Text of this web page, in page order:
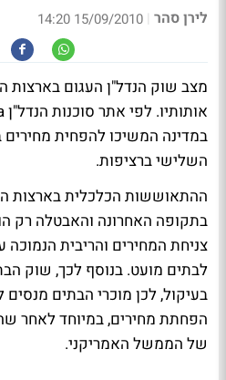
לירן סהר |
15/09/2010 14:20
מצב שוק הנדל"ן העגום בארצות
במדינה המשיכו להפחית
השלישי ברציפות.
ההתאוששות הכלכלית בארצות
בתקופה האחרונה והאבטלה רק
צניחת המחירים והריבית
לבתים מועט. בנוסף לכך, שוק
בעיקול, לכן מוכרי הבתים
הפחתת מחירים, במיוחד לאחר
של הממשל האמריקני.